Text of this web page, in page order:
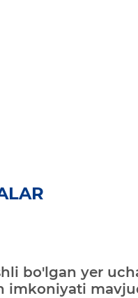
bo'lgan yer
imkoniyati